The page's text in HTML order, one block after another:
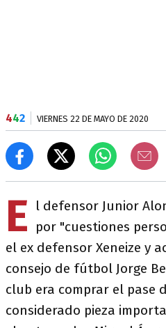
442 VIERNES 22 DE MAYO DE 2020
E l defensor Junior
por "cuestiones
el ex defensor Xeneize y
consejo de fútbol Jorge
club era comprar el pase
considerado pieza